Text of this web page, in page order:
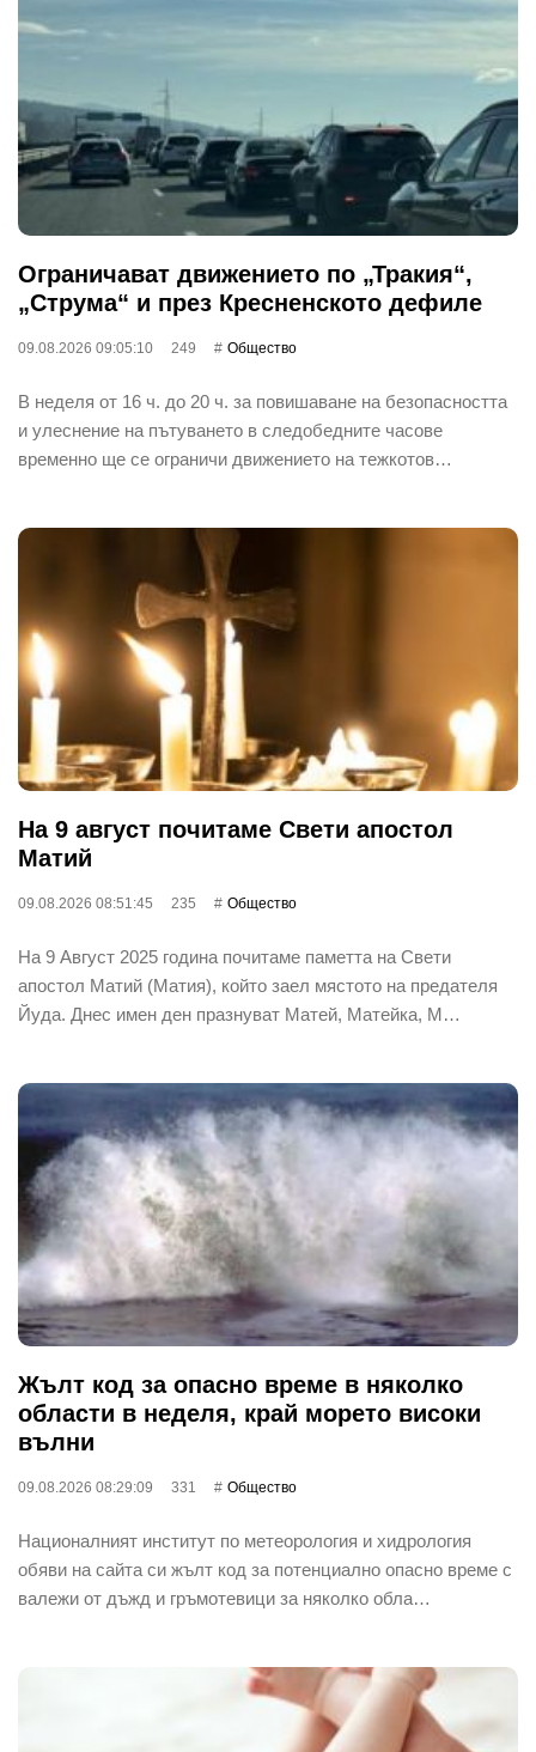
Ограничават движението по „Тракия“,
„Струма“ и през Кресненското дефиле
09.08.2026 09:05:10 249 Общество
В неделя от 16 ч. до 20 ч. за повишаване на безопасността
и улеснение на пътуването в следобедните часове
временно ще се ограничи движението на тежкотов…
На 9 август почитаме Свети апостол
Матий
09.08.2026 08:51:45 235 Общество
На 9 Август 2025 година почитаме паметта на Свети
апостол Матий (Матия), който заел мястото на предателя
Йуда. Днес имен ден празнуват Матей, Матейка, М…
Жълт код за опасно време в няколко
области в неделя, край морето високи
вълни
09.08.2026 08:29:09 331 Общество
Националният институт по метеорология и хидрология
обяви на сайта си жълт код за потенциално опасно време с
валежи от дъжд и гръмотевици за няколко обла…